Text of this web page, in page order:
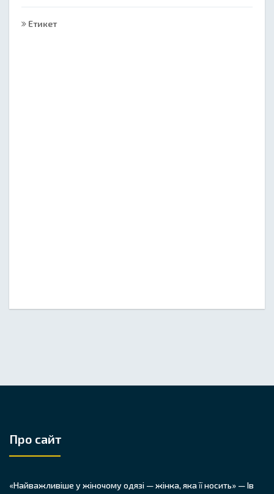
Етикет
Про сайт
«Найважливіше у жіночому одязі — жінка, яка її носить» — Ів